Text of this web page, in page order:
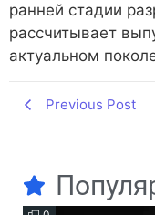
ранней стадии
рассчитывает
актуальном
Previous Post